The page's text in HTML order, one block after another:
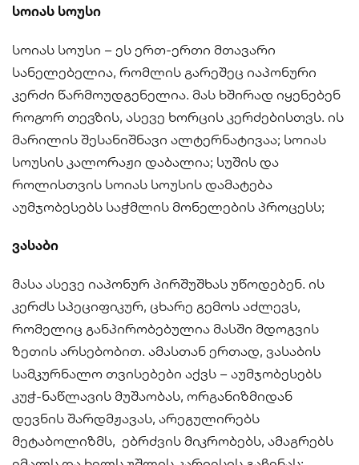
სოიას სოუსი
სოიას სოუსი – ეს ერთ-ერთი მთავარი
სანელებელია, რომლის გარეშეც იაპონური
კერძი წარმოუდგენელია. მას ხშირად იყენებენ
როგორ თევზის, ასევე ხორცის კერძებისთვს. ის
მარილის შესანიშნავი ალტერნატივაა; სოიას
სოუსის კალორაჟი დაბალია; სუშის და
როლისთვის სოიას სოუსის დამატება
აუმჯობესებს საჭმლის მონელების პროცესს;
ვასაბი
მასა ასევე იაპონურ პირშუშხას უწოდებენ. ის
კერძს სპეციფიკურ, ცხარე გემოს აძლევს,
რომელიც განპირობებულია მასში მდოგვის
ზეთის არსებობით. ამასთან ერთად, ვასაბის
სამკურნალო თვისებები აქვს – აუმჯობესებს
კუჭ-ნაწლავის მუშაობას, ორგანიზმიდან
დევნის შარდმჟავას, არეგულირებს
მეტაბოლიზმს, ებრძვის მიკრობებს, ამაგრებს